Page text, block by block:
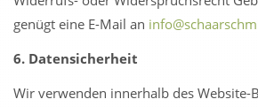
genügt eine E-Mail an
6. Datensicherheit
Wir verwenden innerhalb des Website-